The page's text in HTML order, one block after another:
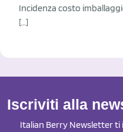
Incidenza costo
[…]
Iscriviti alla
Italian Berry Newsletter